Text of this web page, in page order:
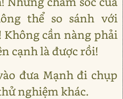
thể so sánh với
cần nàng phải
cạnh là được rồi!
đưa Mạnh đi chụp
nghiệm khác.